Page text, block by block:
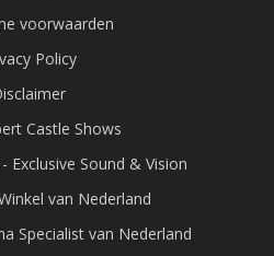
voorwaarden
Policy
Castle Shows
Exclusive Sound & Vision
van Nederland
Specialist van Nederland